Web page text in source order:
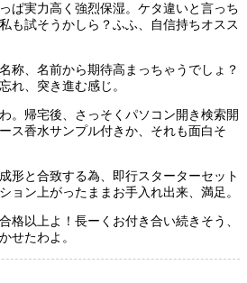
ぱ実力高く強烈保湿。ケタ違いと言っち
も試そうかしら？ふふ、自信持ちオスス
称、名前から期待高まっちゃうでしょ？
れ、突き進む感じ。
。帰宅後、さっそくパソコン開き検索開
ス香水サンプル付きか、それも面白そ
形と合致する為、即行スターターセット
ョン上がったままお手入れ出来、満足。
格以上よ！長ーくお付き合い続きそう、
せたわよ。